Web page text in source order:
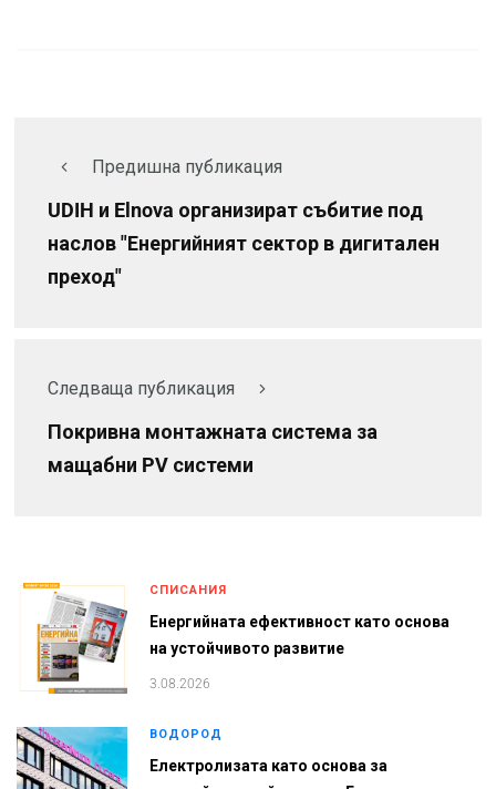
Предишна публикация
UDIH и Elnova организират събитие под
наслов "Енергийният сектор в дигитален
преход"
Следваща публикация
Покривна монтажната система за
мащабни PV системи
СПИСАНИЯ
Енергийната ефективност като основа
на устойчивото развитие
3.08.2026
ВОДОРОД
Електролизата като основа за